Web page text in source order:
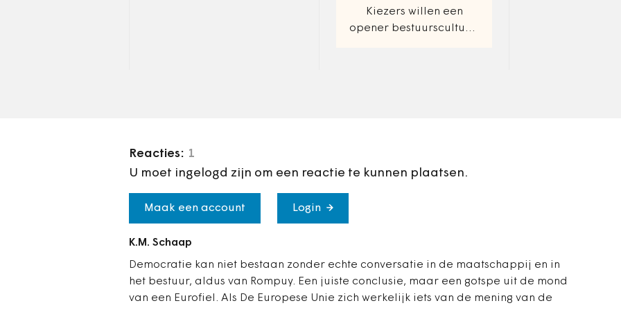
Kiezers willen een
opener bestuurscultuur,
Reacties: 1
U moet ingelogd zijn om een reactie te kunnen plaatsen.
Maak een account Login
K.M. Schaap
Democratie kan niet bestaan zonder echte conversatie in de maatschappij en in
het bestuur, aldus van Rompuy. Een juiste conclusie, maar een gotspe uit de mond
van een Eurofiel. Als De Europese Unie zich werkelijk iets van de mening van de